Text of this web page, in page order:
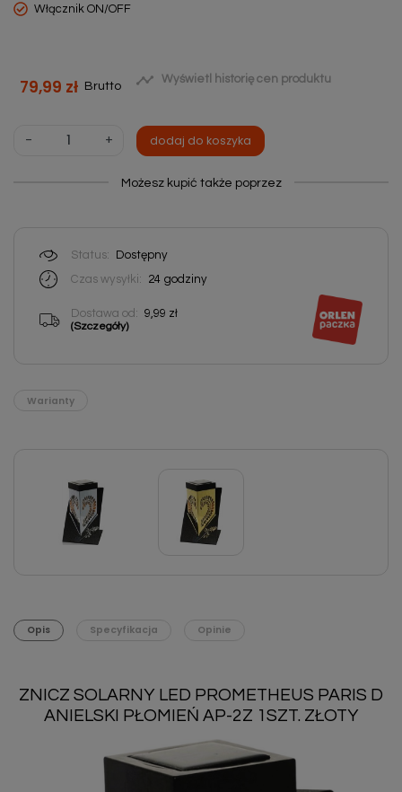
Włącznik ON/OFF
79,99 zł Brutto  Wyświetl historię cen produktu
- + dodaj do koszyka
Możesz kupić także poprzez
Status:
Dostępny
Czas wysyłki:
24 godziny
Dostawa od: 9,99 zł
(Szczegóły)
Warianty
Opis Specyfikacja Opinie
ZNICZ SOLARNY LED PROMETHEUS PARIS D
ANIELSKI PŁOMIEŃ AP-2Z 1SZT. ZŁOTY